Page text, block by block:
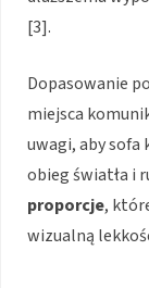
[3].
Dopasowanie
miejsca
uwagi, aby sofa
obieg światła i
proporcje,
wizualną